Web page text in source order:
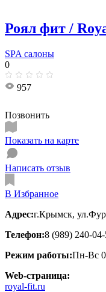
Роял фит /
SPA салоны
0
957
Позвонить
Показать на карте
Написать отзыв
В Избранное
Адрес:г.Крымск,
Телефон:8 (989) 240-
Режим работы:Пн-Вс
Web-страница:
royal-fit.ru